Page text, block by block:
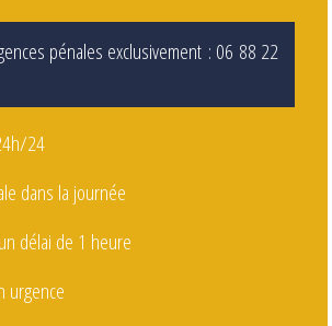
pénales exclusivement : 06 88 22
24
dans la journée
délai de 1 heure
urgence